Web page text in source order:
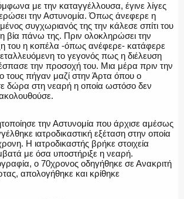
με την καταγγέλλουσα, έγινε λίγες
την Αστυνομία. Όπως άνεφερε η
συγχωριανός της την κάλεσε σπίτι του
βία πάνω της. Πριν ολοκληρώσει την
του η κοπέλα -όπως ανέφερε- κατάφερε
το γεγονός πως η διέλευση
την προσοχή του. Μια μέρα πριν την
τους πήγαν μαζί στην Άρτα όπου ο
δώρα στη νεαρή η οποία ωστόσο δεν
την Αστυνομία που άρχισε αμέσως
ιατροδικαστική εξέταση στην οποία
Η ιατροδικαστής βρήκε στοιχεία
με όσα υποστήριξε η νεαρή.
ο 70χρονος οδηγήθηκε σε Ανακριτή
απολογήθηκε και κρίθηκε